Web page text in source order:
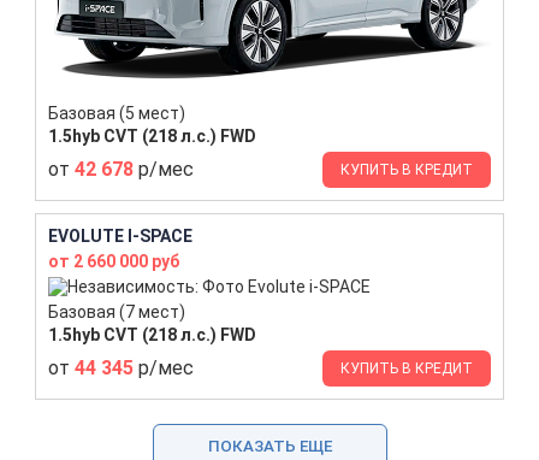
Базовая (5 мест)
1.5hyb CVT (218 л.с.) FWD
от 42 678 р/мес КУПИТЬ В КРЕДИТ
EVOLUTE I-SPACE
от 2 660 000 руб
Базовая (7 мест)
1.5hyb CVT (218 л.с.) FWD
от 44 345 р/мес КУПИТЬ В КРЕДИТ
ПОКАЗАТЬ ЕЩЕ